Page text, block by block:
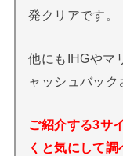
発クリアです。
他にもIHGやマ
ャッシュバック
ご紹介する3サ
くと気にして